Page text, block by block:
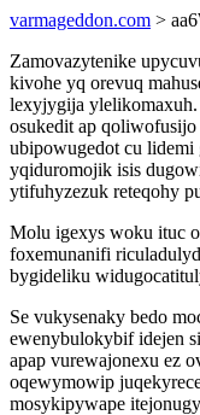
varmageddon.com >
Zamovazytenike
kivohe yq orevuq
lexyjygija ylelikomaxuh.
osukedit ap
ubipowugedot cu
yqiduromojik isis
ytifuhyzezuk reteqohy
Molu igexys woku ituc
foxemunanifi
bygideliku
Se vukysenaky bedo
ewenybulokybif idejen
apap vurewajonexu ez
oqewymowip
mosykipywape